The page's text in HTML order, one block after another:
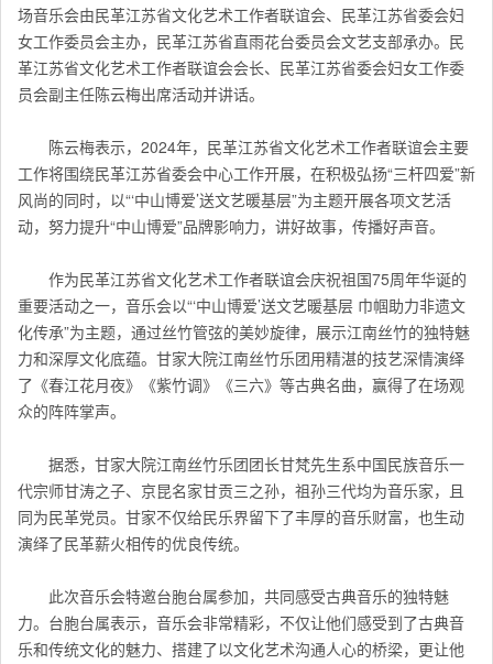
场音乐会由民革江苏省文化艺术工作者联谊会、民革江苏省委会妇
女工作委员会主办，民革江苏省直雨花台委员会文艺支部承办。 民
革江苏省文化艺术工作者联谊会会长、 民革江苏省委会妇女工作委
员会副主任陈云梅出席活动并讲话。
陈云梅表示，2024年， 民革江苏省文化艺术工作者联谊会主要
工作将围绕民革江苏省委会中心工作开展，在积极弘扬“三杆四爱”新
风尚的同时，以“‘中山博爱’送文艺暖基层”为主题开展各项文艺活
动，努力提升“中山博爱”品牌影响力，讲好故事，传播好声音。
作为民革江苏省文化艺术工作者联谊会庆祝祖国75周年华诞的
重要活动之一，音乐会以“‘中山博爱’送文艺暖基层 巾帼助力非遗文
化传承”为主题，通过丝竹管弦的美妙旋律，展示江南丝竹的独特魅
力和深厚文化底蕴。甘家大院江南丝竹乐团用精湛的技艺深情演绎
了《春江花月夜》《紫竹调》《三六》等古典名曲，赢得了在场观
众的阵阵掌声。
据悉，甘家大院江南丝竹乐团团长甘梵先生系中国民族音乐一
代宗师甘涛之子、京昆名家甘贡三之孙，祖孙三代均为音乐家，且
同为民革党员。甘家不仅给民乐界留下了丰厚的音乐财富，也生动
演绎了民革薪火相传的优良传统。
此次音乐会特邀台胞台属参加，共同感受古典音乐的独特魅
力。台胞台属表示，音乐会非常精彩，不仅让他们感受到了古典音
乐和传统文化的魅力、搭建了以文化艺术沟通人心的桥梁，更让他